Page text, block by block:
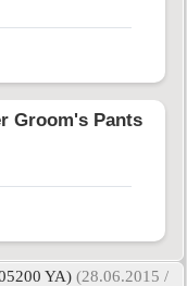
YA) (28.06.2015 /